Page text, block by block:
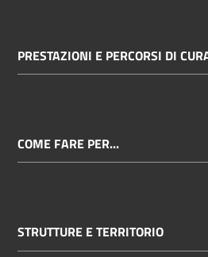
Seguici
su
PRESTAZIONI E PERCORSI DI
COME FARE PER...
STRUTTURE E TERRITORIO